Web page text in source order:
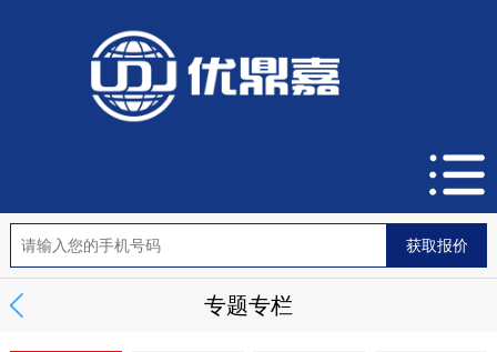
专题专栏